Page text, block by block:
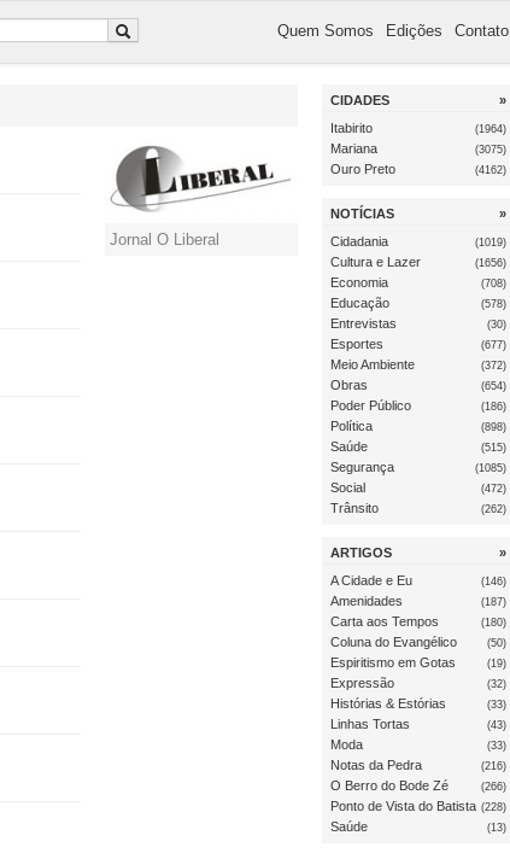
Quem Somos Edições Contato
Jornal O Liberal
CIDADES
»
Itabirito
(1964)
Mariana (3075)
Ouro Preto (4162)
NOTÍCIAS
»
Cidadania
(1019)
Cultura e Lazer (1656)
Economia (708)
Educação (578)
Entrevistas (30)
Esportes (677)
Meio Ambiente (372)
Obras (654)
Poder Público (186)
Política (898)
Saúde (515)
Segurança (1085)
Social (472)
Trânsito (262)
ARTIGOS
»
A Cidade e Eu
(146)
Amenidades (187)
Carta aos Tempos (180)
Coluna do Evangélico (50)
Espiritismo em Gotas (19)
Expressão (32)
Histórias & Estórias (33)
Linhas Tortas (43)
Moda (33)
Notas da Pedra (216)
O Berro do Bode Zé (266)
Ponto de Vista do Batista (228)
Saúde (13)